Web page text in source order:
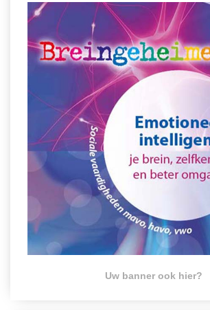
Uw banner ook hier?